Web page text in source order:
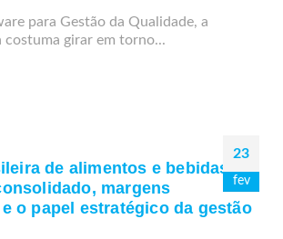
para Gestão da Qualidade, a
costuma girar em torno...
23
fev
de alimentos e bebidas:
margens
o papel estratégico da gestão